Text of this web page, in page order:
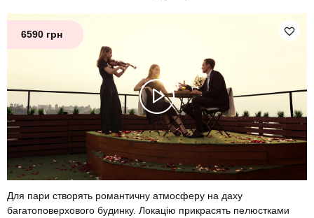
6590 грн
Для пари створять романтичну атмосферу на даху
багатоповерхового будинку. Локацію прикрасять пелюстками